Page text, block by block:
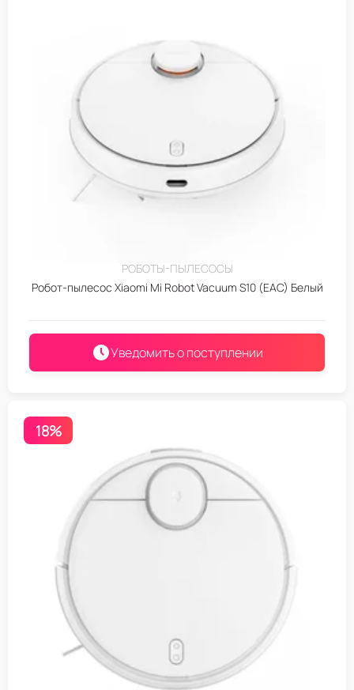
РОБОТЫ-ПЫЛЕСОСЫ
Робот-пылесос Xiaomi Mi Robot Vacuum S10 (EAC) Белый
Уведомить о поступлении
18%